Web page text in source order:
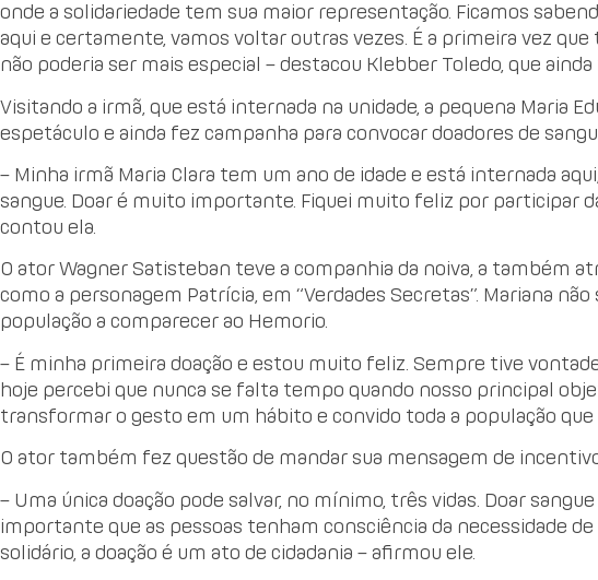
onde a solidariedade tem sua maior representação. Ficamos
aqui e certamente, vamos voltar outras vezes. É a primeira vez
não poderia ser mais especial – destacou Klebber Toledo, que
Visitando a irmã, que está internada na unidade, a pequena Maria
espetáculo e ainda fez campanha para convocar doadores de
– Minha irmã Maria Clara tem um ano de idade e está internada
sangue. Doar é muito importante. Fiquei muito feliz por participar
contou ela.
O ator Wagner Satisteban teve a companhia da noiva, a também
como a personagem Patrícia, em “Verdades Secretas”. Mariana
população a comparecer ao Hemorio.
– É minha primeira doação e estou muito feliz. Sempre tive
hoje percebi que nunca se falta tempo quando nosso principal
transformar o gesto em um hábito e convido toda a população que
O ator também fez questão de mandar sua mensagem de incentivo
– Uma única doação pode salvar, no mínimo, três vidas. Doar
importante que as pessoas tenham consciência da necessidade de
solidário, a doação é um ato de cidadania – afirmou ele.